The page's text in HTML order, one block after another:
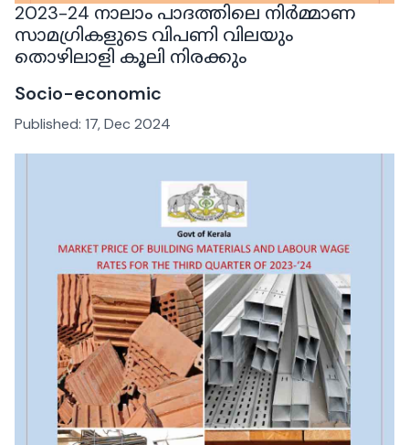
2023-24 നാലാം പാദത്തിലെ നിർമ്മാണ
സാമഗ്രികളുടെ വിപണി വിലയും
തൊഴിലാളി കൂലി നിരക്കും
Socio-economic
Published: 17, Dec 2024